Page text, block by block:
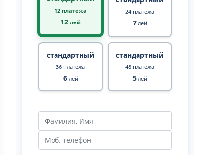
12 платежа
12 лей
24 платежа
7лей
стандартный
36 платежа
6лей
стандартный
48 платежа
5лей